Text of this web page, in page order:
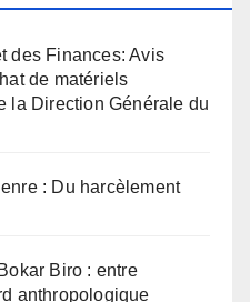
des Finances: Avis
de matériels
la Direction Générale du
: Du harcèlement
Biro : entre
anthropologique